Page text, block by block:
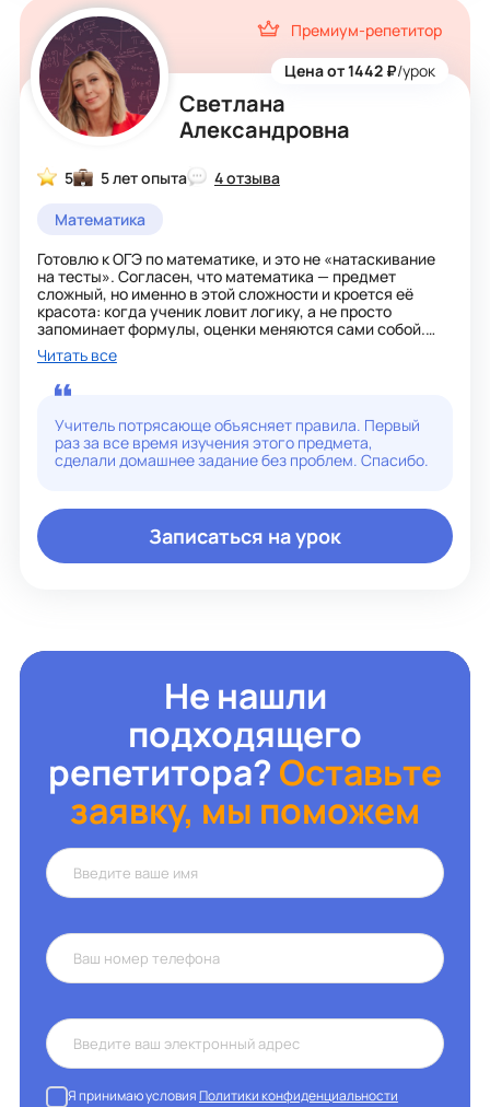
Светлана
Александровна
Цена от 1442 ₽/урок
Премиум-репетитор
5 5 лет опыта
4 отзыва
Математика
Готовлю к ОГЭ по математике, и это не «натаскивание
на тесты». Согласен, что математика — предмет
сложный, но именно в этой сложности и кроется её
красота: когда ученик ловит логику, а не просто
запоминает формулы, оценки меняются сами собой.
Поэтому мои занятия строятся на разборе причин
ошибок, а не на механическом повторении. С сильными
ребятами разбираем задания второй части, с теми, кто
отстает, закрываем пробелы за 5–7 класс — с каждым
работаю по своей схеме. Домашку и контрольные мы не
«делаем», а разбираем так, чтобы в следующий раз
похожая задача не вызывала ступора. К детям нахожу
подход через их же интересы: если любит игры —
рисует — через графики и координаты. В итоге цель не
просто «сдать», а понять, как устроена математика.
Читать все
Учитель потрясающе объясняет правила. Первый
раз за все время изучения этого предмета,
сделали домашнее задание без проблем. Спасибо.
Записаться на урок
Не нашли
подходящего
репетитора? Оставьте
заявку, мы поможем
Я принимаю условияПолитики конфиденциальности